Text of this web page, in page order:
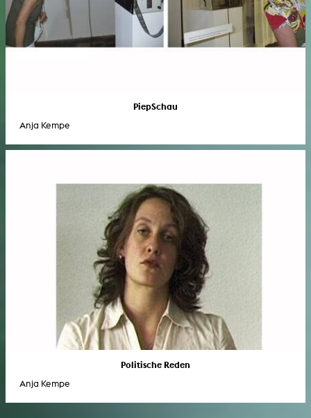
PiepSchau
Anja Kempe
Politische Reden
Anja Kempe